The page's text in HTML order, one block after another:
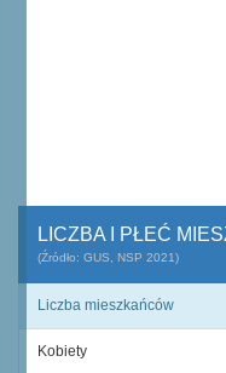
LICZBA I PŁEĆ
(Źródło: GUS, NSP 2021)
Liczba mieszkańców
Kobiety